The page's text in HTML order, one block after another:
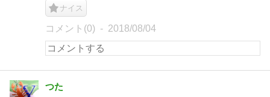
ナイス
コメント(0) 2018/08/04
つた